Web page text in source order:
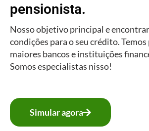
pensionista.
Nosso objetivo principal e
condições para o seu crédito.
maiores bancos e instituições
Somos especialistas nisso!
Simular agora